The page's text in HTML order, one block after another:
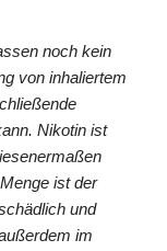
noch kein
von inhaliertem
Nikotin ist
ist der
und
im